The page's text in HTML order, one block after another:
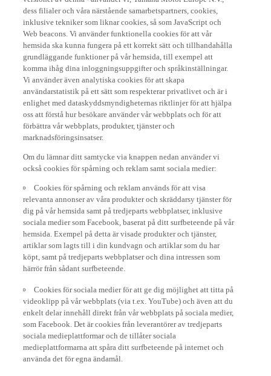
dess filialer och våra närstående samarbetspartners, cookies,
inklusive tekniker som liknar cookies, så som JavaScript och
Web beacons. Vi använder funktionella cookies för att vår
hemsida ska kunna fungera på ett korrekt sätt och tillhandahålla
grundläggande funktioner på vår hemsida, till exempel att
komma ihåg dina inloggningsuppgifter och språkinställningar.
Vi använder även analytiska cookies för att skapa
användarstatistik på ett sätt som respekterar privatlivet och är i
enlighet med dataskyddsmyndigheternas riktlinjer för att hjälpa
oss att förstå hur besökare använder vår webbplats och för att
förbättra vår webbplats, produkter, tjänster och
marknadsföringsinsatser.
Om du lämnar ditt samtycke via knappen nedan använder vi
också cookies för spårning och reklam samt sociala medier:
Cookies för spårning och reklam används för att visa
relevanta annonser av våra produkter och skräddarsy tjänster för
dig på vår hemsida samt på tredjeparts webbplatser, inklusive
sociala medier som Facebook, baserat på ditt surfbeteende på vår
hemsida. Exempel på detta är visade produkter och tjänster,
artiklar som lagts till i din kundvagn och artiklar som du har
köpt, samt på tredjeparts webbplatser och dina intressen som
härrör från sådant surfbeteende.
Cookies för sociala medier för att ge dig möjlighet att titta på
videoklipp på vår webbplats (via t.ex. YouTube) och även att du
enkelt delar innehåll direkt från vår webbplats på sociala medier,
som Facebook. Det är cookies från leverantörer av tredjeparts
sociala medieplattformar och de tillåter sociala
medieplattformarna att spåra ditt surfbeteende på internet och
använda det för egna ändamål.